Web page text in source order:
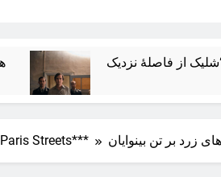
هالیوود
زرد بر تن بینوایان ***BESTPIX*** ‘Yellow Vests’ Return to Paris Streets